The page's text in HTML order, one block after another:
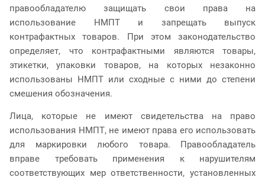
правообладателю защищать свои права на
использование НМПТ и запрещать выпуск
контрафактных товаров. При этом законодательство
определяет, что контрафактными являются товары,
этикетки, упаковки товаров, на которых незаконно
использованы НМПТ или сходные с ними до степени
смешения обозначения.
Лица, которые не имеют свидетельства на право
использования НМПТ, не имеют права его использовать
для маркировки любого товара. Правообладатель
вправе требовать применения к нарушителям
соответствующих мер ответственности, установленных